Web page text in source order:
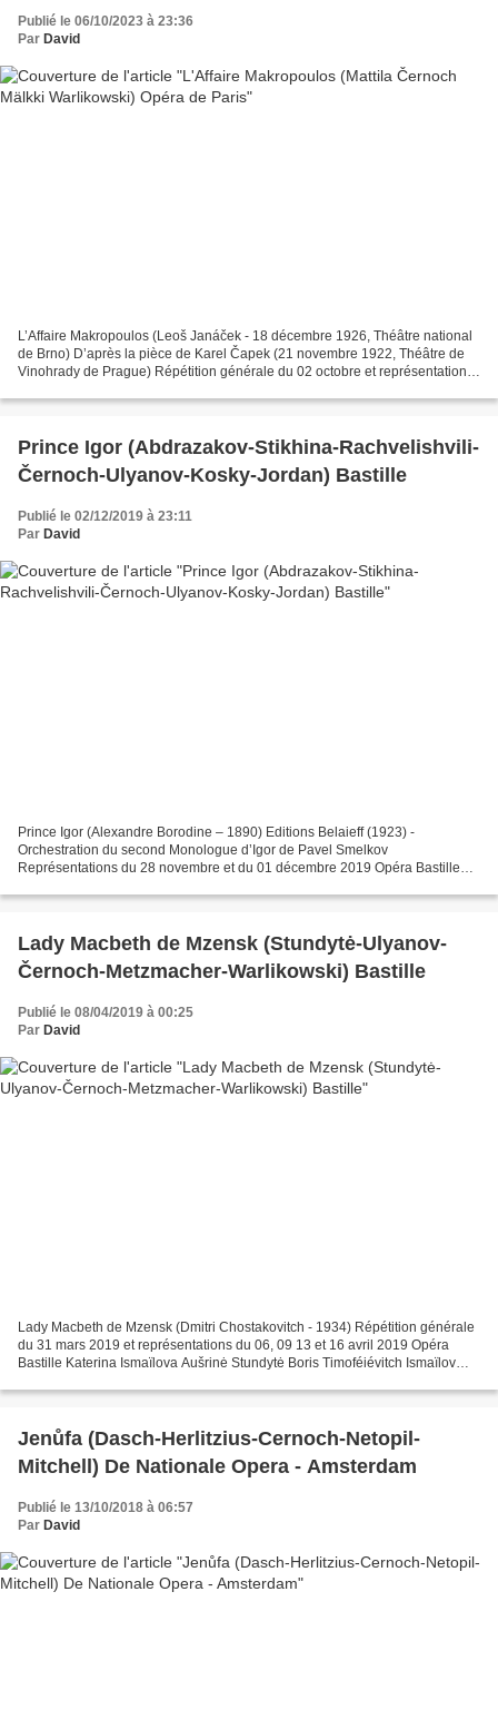
Publié le 06/10/2023 à 23:36
Par David
L’Affaire Makropoulos (Leoš Janáček - 18 décembre 1926, Théâtre national
de Brno) D’après la pièce de Karel Čapek (21 novembre 1922, Théâtre de
Vinohrady de Prague) Répétition générale du 02 octobre et représentations
Prince Igor (Abdrazakov-Stikhina-Rachvelishvili-
Černoch-Ulyanov-Kosky-Jordan) Bastille
Publié le 02/12/2019 à 23:11
Par David
Prince Igor (Alexandre Borodine – 1890) Editions Belaieff (1923) -
Orchestration du second Monologue d’Igor de Pavel Smelkov
Représentations du 28 novembre et du 01 décembre 2019 Opéra Bastille
Lady Macbeth de Mzensk (Stundytė-Ulyanov-
Černoch-Metzmacher-Warlikowski) Bastille
Publié le 08/04/2019 à 00:25
Par David
Lady Macbeth de Mzensk (Dmitri Chostakovitch - 1934) Répétition générale
du 31 mars 2019 et représentations du 06, 09 13 et 16 avril 2019 Opéra
Bastille Katerina Ismaïlova Aušrinė Stundytė Boris Timoféiévitch Ismaïlov
Jenůfa (Dasch-Herlitzius-Cernoch-Netopil-
Mitchell) De Nationale Opera - Amsterdam
Publié le 13/10/2018 à 06:57
Par David